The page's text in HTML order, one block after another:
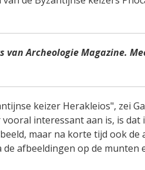
van Archeologie Magazine.
keizer Herakleios", zei
interessant aan is, is
maar na korte tijd ook de
afbeeldingen op de munten